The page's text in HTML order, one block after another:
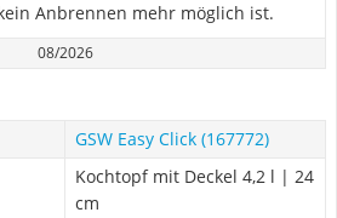
Anbrennen mehr möglich ist.
08/2026
GSW Easy Click (167772)
Kochtopf mit Deckel 4,2 l | 24
cm